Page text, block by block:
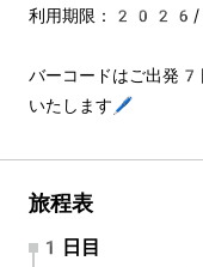
利用期限：
バーコードはご出発7
いたします🖊️
旅程表
1日目